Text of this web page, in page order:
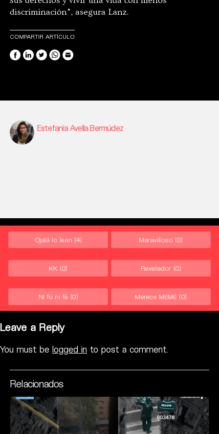
discriminación”, asegura Lanz.
COMPARTIR ARTÍCULO
Estefanía Avella Bermúdez
Ojalá lo lean (4) Maravilloso (0)
KK (0) Revelador (0)
Ni fú ni fá (0) Merece MEME (0)
Leave a Reply
You must be logged in to post a comment.
Relacionados